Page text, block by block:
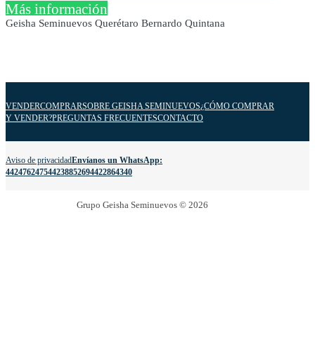
Más información
Geisha Seminuevos Querétaro Bernardo Quintana
VENDERCOMPRARSOBRE GEISHA SEMINUEVOS¿CÓMO COMPRAR
Y VENDER?PREGUNTAS FRECUENTESCONTACTO
Aviso de privacidadEnvíanos un WhatsApp:
442476247544238852694422864340
Grupo Geisha Seminuevos © 2026